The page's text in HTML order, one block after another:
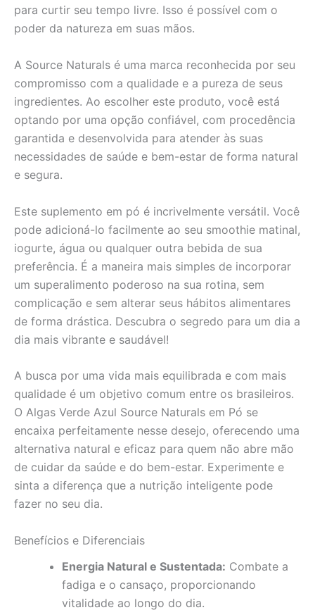
para curtir seu tempo livre. Isso é possível com o
poder da natureza em suas mãos.
A Source Naturals é uma marca reconhecida por seu
compromisso com a qualidade e a pureza de seus
ingredientes. Ao escolher este produto, você está
optando por uma opção confiável, com procedência
garantida e desenvolvida para atender às suas
necessidades de saúde e bem-estar de forma natural
e segura.
Este suplemento em pó é incrivelmente versátil. Você
pode adicioná-lo facilmente ao seu smoothie matinal,
iogurte, água ou qualquer outra bebida de sua
preferência. É a maneira mais simples de incorporar
um superalimento poderoso na sua rotina, sem
complicação e sem alterar seus hábitos alimentares
de forma drástica. Descubra o segredo para um dia a
dia mais vibrante e saudável!
A busca por uma vida mais equilibrada e com mais
qualidade é um objetivo comum entre os brasileiros.
O Algas Verde Azul Source Naturals em Pó se
encaixa perfeitamente nesse desejo, oferecendo uma
alternativa natural e eficaz para quem não abre mão
de cuidar da saúde e do bem-estar. Experimente e
sinta a diferença que a nutrição inteligente pode
fazer no seu dia.
Benefícios e Diferenciais
Energia Natural e Sustentada: Combate a
fadiga e o cansaço, proporcionando
vitalidade ao longo do dia.